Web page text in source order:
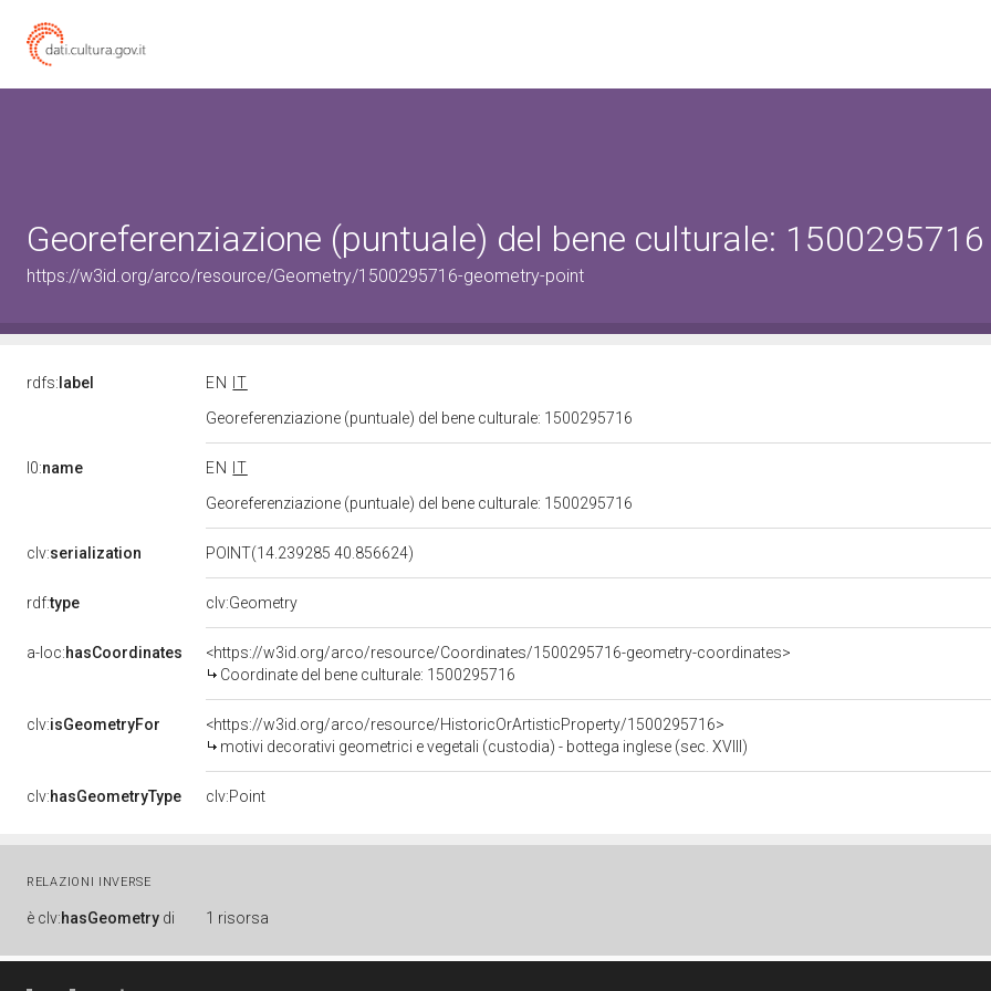
Georeferenziazione (puntuale) del bene culturale: 1500295716
https://w3id.org/arco/resource/Geometry/1500295716-geometry-point
rdfs: label EN
IT
Georeferenziazione (puntuale) del bene culturale: 1500295716
l0:name EN
IT
Georeferenziazione (puntuale) del bene culturale: 1500295716
clv:serialization POINT(14.239285 40.856624)
rdf:type clv:Geometry
a-loc:hasCoordinates
<https://w3id.org/arco/resource/Coordinates/1500295716-geometry-coordinates>
Coordinate del bene culturale: 1500295716
clv:isGeometryFor
<https://w3id.org/arco/resource/HistoricOrArtisticProperty/1500295716>
motivi decorativi geometrici e vegetali (custodia) - bottega inglese (sec. XVIII)
clv:hasGeometryType clv:Point
RELAZIONI INVERSE
è clv:hasGeometry di 1 risorsa